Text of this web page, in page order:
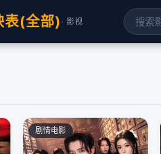
表(全部) · 影视
剧情电影